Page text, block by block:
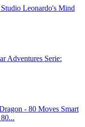
Leonardo's Mind
Adventures Serie:
Smart